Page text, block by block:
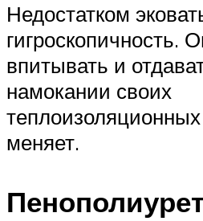
Недостатком
гигроскопичность.
впитывать и
намокании своих
меняет.